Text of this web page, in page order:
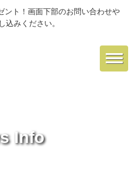
ント！画面下部のお問い合わせや
込みください。
Info